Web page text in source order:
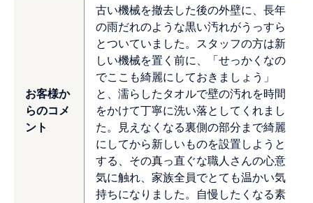
お客様か
らのコメ
ント
古い機械を撤去した後の外壁に、長年
の雨だれのような黒い汚れがうっすら
とついていました。スタッフの方は新
しい機械を置く前に、「せっかくなの
でここも綺麗にしておきましょう」
と、濡らしたタオルで壁の汚れを時間
をかけて丁寧に洗い落としてくれまし
た。見えなくなる裏側の部分まで綺麗
にしてから新しいものを設置しようと
する、その真っ直ぐな職人さんの心意
気に触れ、家族全員でとても温かい気
持ちになりました。自慢したくなる素